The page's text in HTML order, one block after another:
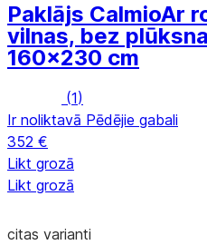
Paklājs CalmioAr
vilnas, bez
160x230 cm
(1)
Ir noliktavā Pēdējie gabali
352 €
Likt grozā
Likt grozā
citas varianti